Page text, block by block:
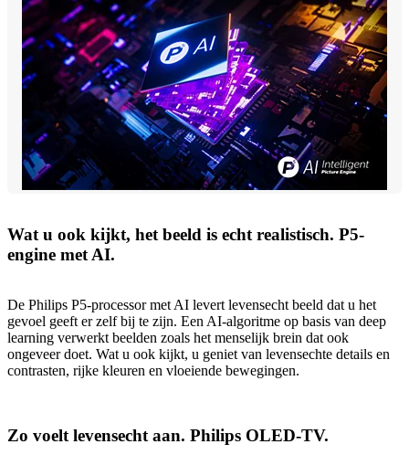
Wat u ook kijkt, het beeld is echt realistisch. P5-
engine met AI.
De Philips P5-processor met AI levert levensecht beeld dat u het
gevoel geeft er zelf bij te zijn. Een AI-algoritme op basis van deep
learning verwerkt beelden zoals het menselijk brein dat ook
ongeveer doet. Wat u ook kijkt, u geniet van levensechte details en
contrasten, rijke kleuren en vloeiende bewegingen.
Zo voelt levensecht aan. Philips OLED-TV.